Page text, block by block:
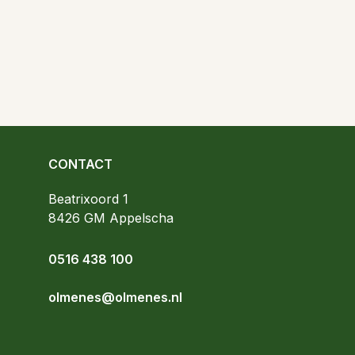
CONTACT
OlmenEs
Beatrixoord 1
8426 GM Appelscha
0516 438 100
olmenes@olmenes.nl